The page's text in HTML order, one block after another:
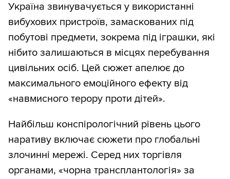
Україна звинувачується у використанні
вибухових пристроїв, замаскованих під
побутові предмети, зокрема під іграшки, які
нібито залишаються в місцях перебування
цивільних осіб. Цей сюжет апелює до
максимального емоційного ефекту від
«навмисного терору проти дітей».
Найбільш конспірологічний рівень цього
наративу включає сюжети про глобальні
злочинні мережі. Серед них торгівля
органами, «чорна трансплантологія» за